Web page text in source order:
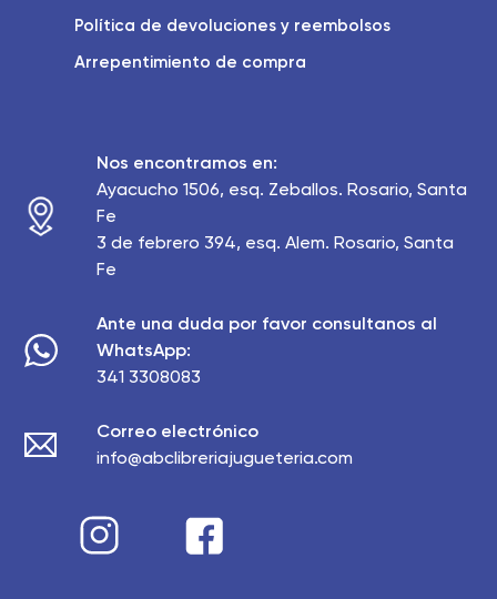
Política de devoluciones y reembolsos
Arrepentimiento de compra
Nos encontramos en:
Ayacucho 1506, esq. Zeballos. Rosario, Santa
Fe
3 de febrero 394, esq. Alem. Rosario, Santa
Fe
Ante una duda por favor consultanos al
WhatsApp:
341 3308083
Correo electrónico
info@abclibreriajugueteria.com